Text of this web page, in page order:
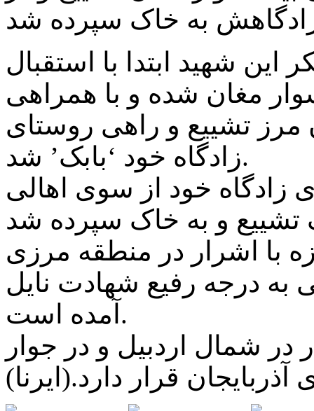
این شهید ابتدا با استقبال
مغان شده و با همراهی
تشییع و راهی روستای
زادگاه خود ‘بابک’ شد.
زادگاه خود از سوی اهالی
با اشرار در منطقه مرزی
به درجه رفیع شهادت نایل
آمده است.
شمال اردبیل و در جوار
قرار دارد.(ایرنا)